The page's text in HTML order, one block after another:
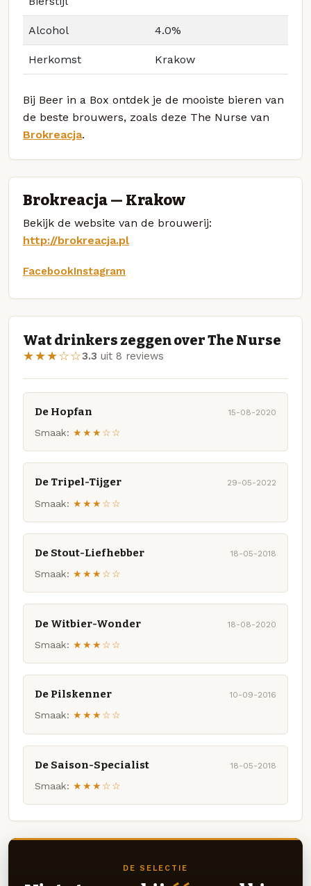
Alcohol 4.0%
Herkomst Krakow
Bij Beer in a Box ontdek je de mooiste bieren van
de beste brouwers, zoals deze The Nurse van
Brokreacja.
Brokreacja — Krakow
Bekijk de website van de brouwerij:
http://brokreacja.pl
FacebookInstagram
Wat drinkers zeggen over The Nurse
★★★☆☆3.3 uit 8 reviews
De Hopfan 15-08-2020
Smaak: ★★★☆☆
De Tripel-Tijger 29-05-2022
Smaak: ★★★☆☆
De Stout-Liefhebber 18-05-2018
Smaak: ★★★☆☆
De Witbier-Wonder 18-08-2020
Smaak: ★★★☆☆
De Pilskenner 10-09-2016
Smaak: ★★★☆☆
De Saison-Specialist 18-05-2018
Smaak: ★★★☆☆
DE SELECTIE